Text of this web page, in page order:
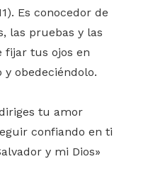
Es conocedor de
las pruebas y las
fijar tus ojos en
y obedeciéndolo.
tu amor
confiando en ti
y mi Dios»